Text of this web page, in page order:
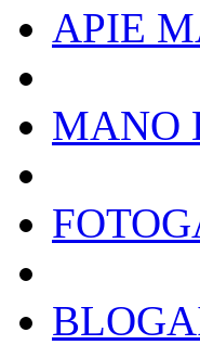
APIE
MANO